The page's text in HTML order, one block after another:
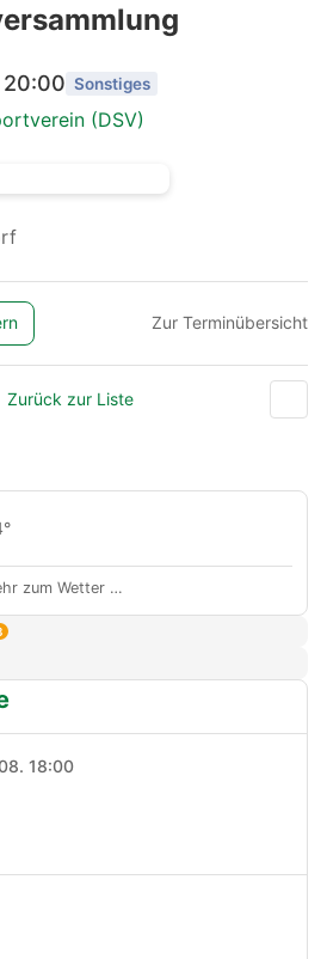
20:00 Sonstiges
(DSV)
Zur Terminübersicht
Zurück zur Liste
zum Wetter …
18:00